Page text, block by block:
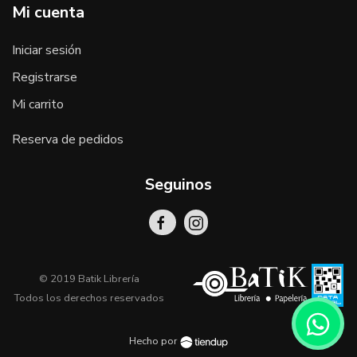
Mi cuenta
Iniciar sesión
Registrarse
Mi carrito
Reserva de pedidos
Seguinos
© 2019 Batik Librería
Todos los derechos reservados
Hecho por